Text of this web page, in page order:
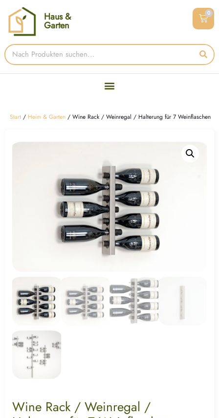
Haus &
Garten
0
Start / Heim & Garten / Wine Rack / Weinregal / Halterung für 7 Weinflaschen
Wine Rack / Weinregal /